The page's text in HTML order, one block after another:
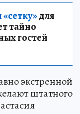
для
тайно
гостей
экстренной
штатного